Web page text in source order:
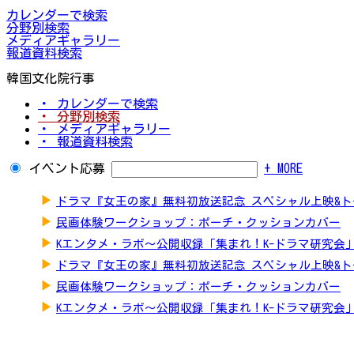
カレンダーで検索
分野別検索
メディアギャラリー
報道資料検索
韓国文化院行事
・ カレンダーで検索
・ 分野別検索
・ メディアギャラリー
・ 報道資料検索
イベント応募 + MORE
▶ ドラマ『女王の家』無料初放送記念 スペシャル上映&
▶ 民画体験ワークショップ：ポーチ・クッションカバー
▶ Kエンタメ・ラボ～公開収録「集まれ！K-ドラマ研究会」
▶ ドラマ『女王の家』無料初放送記念 スペシャル上映&
▶ 民画体験ワークショップ：ポーチ・クッションカバー
▶ Kエンタメ・ラボ～公開収録「集まれ！K-ドラマ研究会」